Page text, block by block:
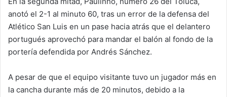
anotó el 2-1 al minuto 60, tras un error de la defensa del
Atlético San Luis en un pase hacia atrás que el delantero
portugués aprovechó para mandar el balón al fondo de la
portería defendida por Andrés Sánchez.
A pesar de que el equipo visitante tuvo un jugador más en
la cancha durante más de 20 minutos, debido a la